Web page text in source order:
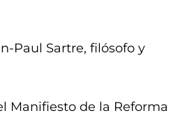
Paul Sartre, filósofo y
Manifiesto de la Reforma